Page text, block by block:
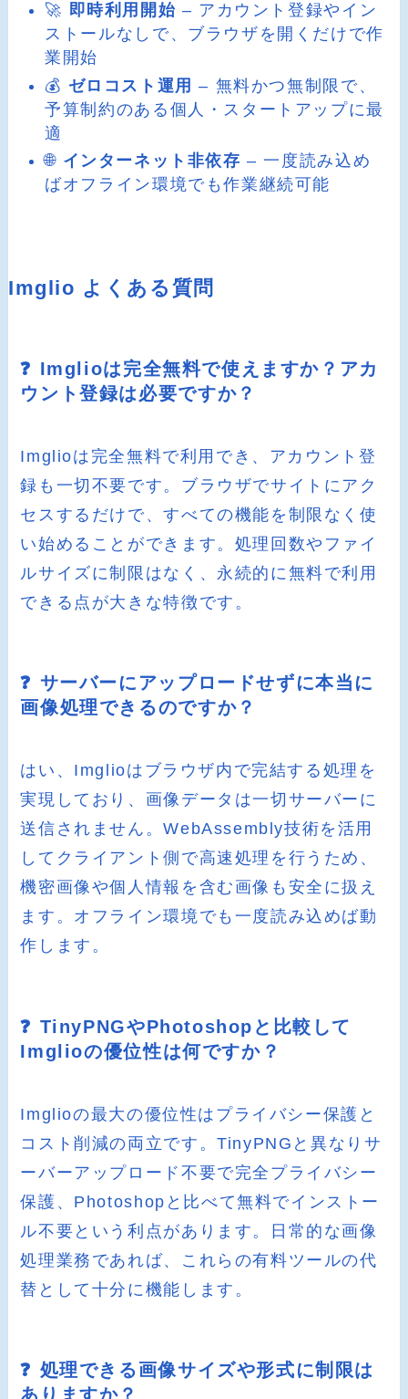
🚀 即時利用開始 – アカウント登録やイン
ストールなしで、ブラウザを開くだけで作
業開始
💰 ゼロコスト運用 – 無料かつ無制限で、
予算制約のある個人・スタートアップに最
適
🌐 インターネット非依存 – 一度読み込め
ばオフライン環境でも作業継続可能
Imglio よくある質問
❓ Imglioは完全無料で使えますか？アカ
ウント登録は必要ですか？
Imglioは完全無料で利用でき、アカウント登
録も一切不要です。ブラウザでサイトにアク
セスするだけで、すべての機能を制限なく使
い始めることができます。処理回数やファイ
ルサイズに制限はなく、永続的に無料で利用
できる点が大きな特徴です。
❓ サーバーにアップロードせずに本当に
画像処理できるのですか？
はい、Imglioはブラウザ内で完結する処理を
実現しており、画像データは一切サーバーに
送信されません。WebAssembly技術を活用
してクライアント側で高速処理を行うため、
機密画像や個人情報を含む画像も安全に扱え
ます。オフライン環境でも一度読み込めば動
作します。
❓ TinyPNGやPhotoshopと比較して
Imglioの優位性は何ですか？
Imglioの最大の優位性はプライバシー保護と
コスト削減の両立です。TinyPNGと異なりサ
ーバーアップロード不要で完全プライバシー
保護、Photoshopと比べて無料でインストー
ル不要という利点があります。日常的な画像
処理業務であれば、これらの有料ツールの代
替として十分に機能します。
❓ 処理できる画像サイズや形式に制限は
ありますか？